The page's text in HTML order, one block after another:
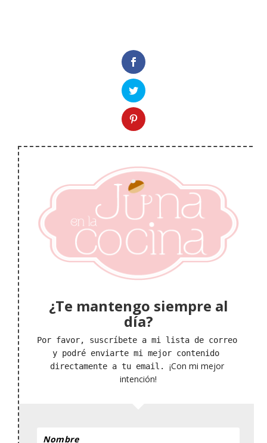
¿Te mantengo siempre al
día?
Por favor, suscríbete a mi lista de correo
y podré enviarte mi mejor contenido
directamente a tu email. ¡Con mi mejor
intención!